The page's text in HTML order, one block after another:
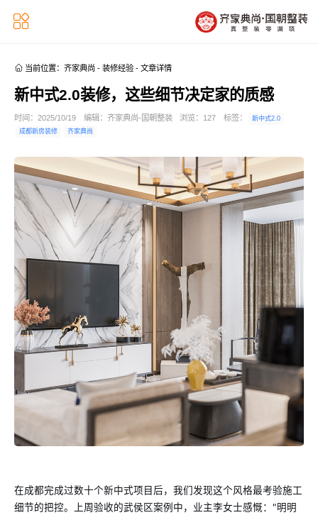

 当前位置： 齐家典尚 - 装修经验 - 文章详情
新中式2.0装修，这些细节决定家的质感
时间：2025/10/19 编辑：齐家典尚-国朝整装 浏览： 127 标签：
新中式2.0
成都新房装修
齐家典尚
在成都完成过数十个新中式项目后，我们发现这个风格最考验施工
细节的把控。上周验收的武侯区案例中，业主李女士感慨："明明